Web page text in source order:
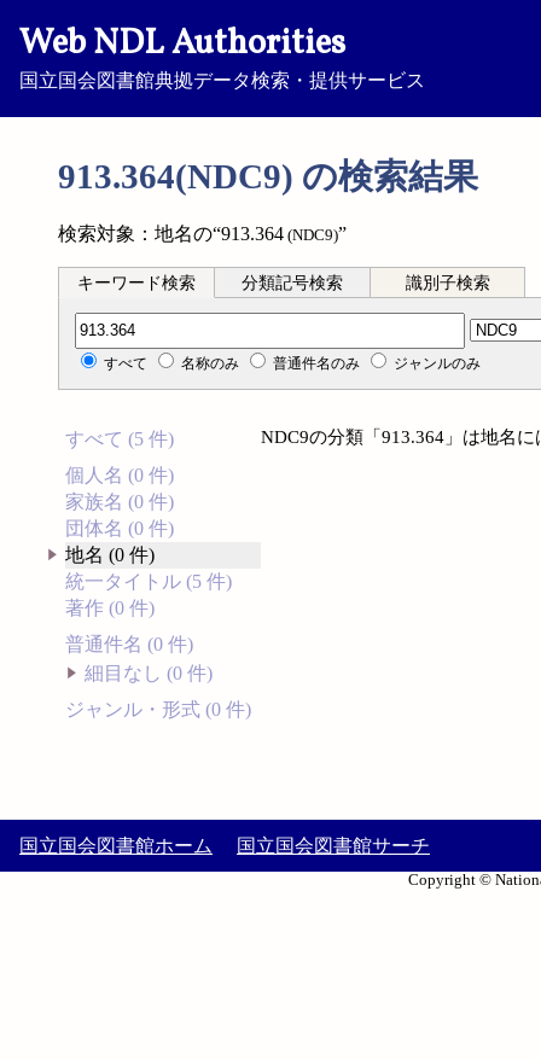
Web NDL Authorities
国立国会図書館典拠データ検索・提供サービス
913.364(NDC9) の検索結果
検索対象：地名の“913.364 (NDC9)”
キーワード検索 分類記号検索 識別子検索
分類記号検索
すべて 名称のみ 普通件名のみ ジャンルのみ
すべて (5 件)
個人名 (0 件)
家族名 (0 件)
団体名 (0 件)
地名 (0 件)
統一タイトル (5 件)
著作 (0 件)
普通件名 (0 件)
細目なし (0 件)
ジャンル・形式 (0 件)
NDC9の分類「913.364」は地名
国立国会図書館ホーム 国立国会図書館サーチ
Copyright ©